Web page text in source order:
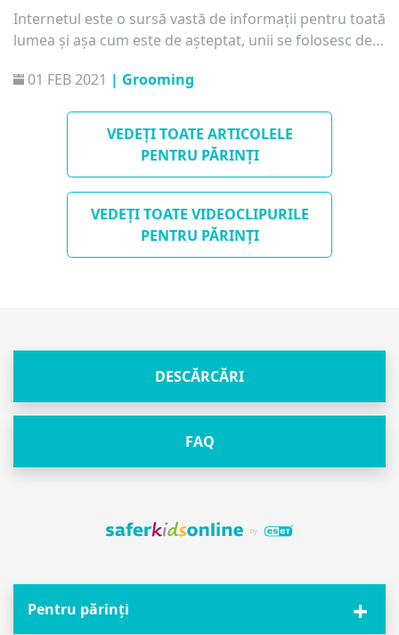
Internetul este o sursă vastă de informații pentru toată
lumea și așa cum este de așteptat, unii se folosesc de
intenții, cum ar fi urmărirea copiilor. Ce puteți face în
pentru a proteja copiii împotriva prădătorilor și
01 FEB 2021 | Grooming
VEDEȚI TOATE ARTICOLELE
PENTRU PĂRINȚI
VEDEȚI TOATE VIDEOCLIPURILE
PENTRU PĂRINȚI
DESCĂRCĂRI
FAQ
Pentru părinți